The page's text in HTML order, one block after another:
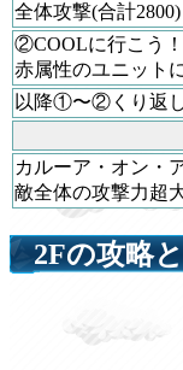
全体攻撃(合計2800)
②COOLに行こう！
赤属性のユニット
以降①〜②くり返
カルーア・オン・
敵全体の攻撃力超
2Fの攻略